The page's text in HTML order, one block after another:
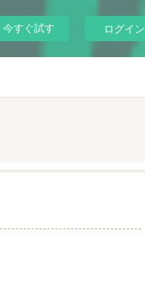
今すぐ試す ログイン